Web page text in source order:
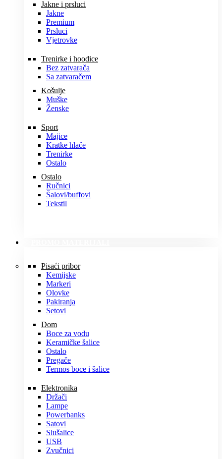
Jakne i prsluci
Jakne
Premium
Prsluci
Vjetrovke
Trenirke i hoodice
Bez zatvarača
Sa zatvaračem
Košulje
Muške
Ženske
Sport
Majice
Kratke hlače
Trenirke
Ostalo
Ostalo
Ručnici
Šalovi/buffovi
Tekstil
Pisaći pribor
Kemijske
Markeri
Olovke
Pakiranja
Setovi
Dom
Boce za vodu
Keramičke šalice
Ostalo
Pregače
Termos boce i šalice
Elektronika
Držači
Lampe
Powerbanks
Satovi
Slušalice
USB
Zvučnici